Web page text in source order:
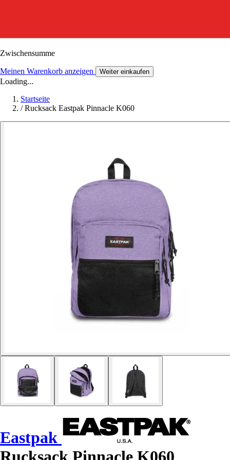
Zwischensumme
Meinen Warenkorb anzeigen Weiter einkaufen
Loading...
Startseite
/ Rucksack Eastpak Pinnacle K060
Eastpak